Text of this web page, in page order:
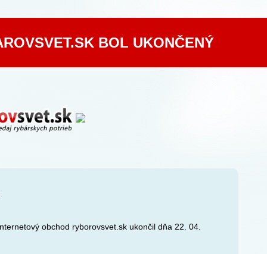
BOL UKONČENÝ
obchod ryborovsvet.sk ukončil dňa 22. 04.